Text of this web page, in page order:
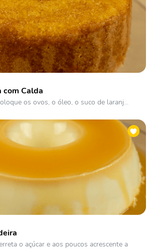
com Calda
os ovos, o óleo, o suco de laranj...
o açúcar e aos poucos acrescente a